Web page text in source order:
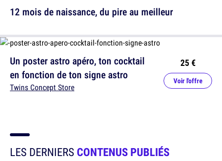
Un poster astro apéro, ton cocktail
en fonction de ton signe astro
Twins Concept Store
25 €
Voir l'offre
12 mois de naissance, du pire au meilleur
LES DERNIERS CONTENUS PUBLIÉS